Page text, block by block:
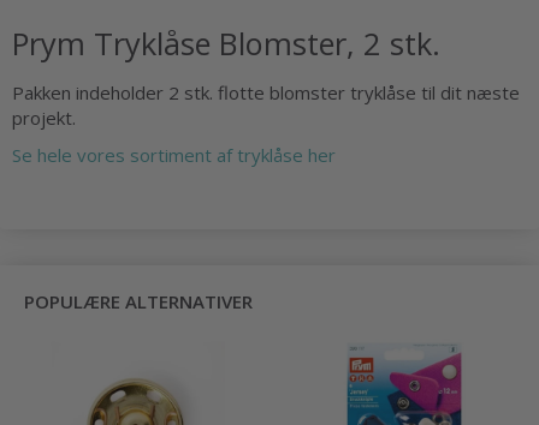
Prym Tryklåse Blomster, 2 stk.
Pakken indeholder 2 stk. flotte blomster tryklåse til dit næste
projekt.
Se hele vores sortiment af tryklåse her
POPULÆRE ALTERNATIVER